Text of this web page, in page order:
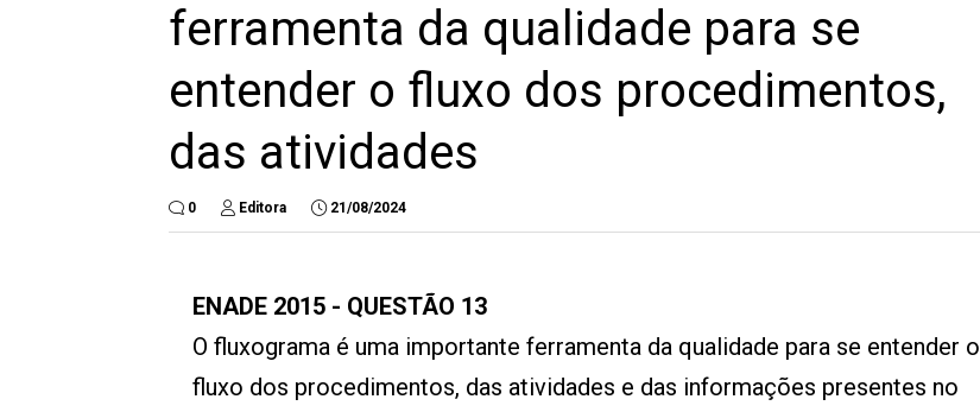
ferramenta da qualidade para se
entender o fluxo dos procedimentos,
das atividades
0 Editora 21/08/2024
ENADE 2015 - QUESTÃO 13
O fluxograma é uma importante ferramenta da qualidade para se entender o
fluxo dos procedimentos, das atividades e das informações presentes no